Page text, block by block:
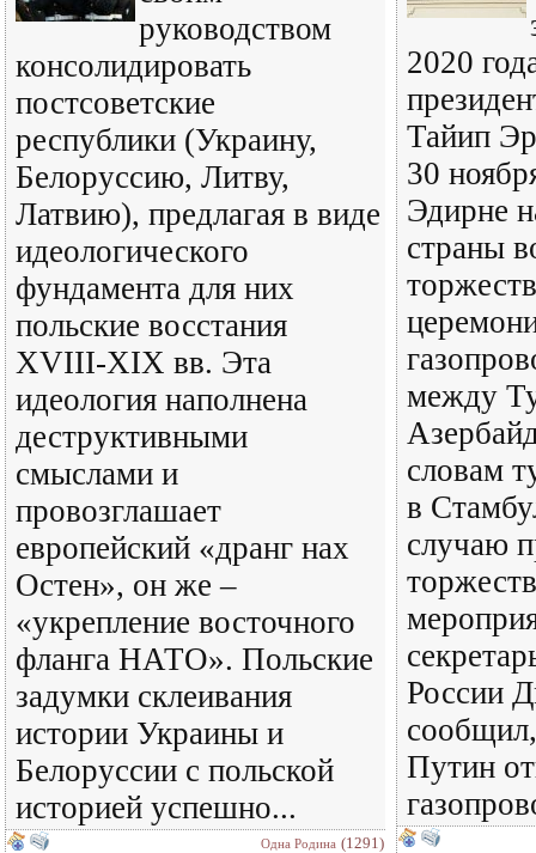
руководством
консолидировать
постсоветские
республики (Украину,
Белоруссию, Литву,
Латвию), предлагая в виде
идеологического
фундамента для них
польские восстания
XVIII-XIX вв. Эта
идеология наполнена
деструктивными
смыслами и
провозглашает
европейский «дранг нах
Остен», он же –
«укрепление восточного
фланга НАТО». Польские
задумки склеивания
истории Украины и
Белоруссии с польской
историей успешно...
Одна Родина (1291)
2020
Тайип
30
Эдирне
страны
между
словам
в
случаю
России
Путин